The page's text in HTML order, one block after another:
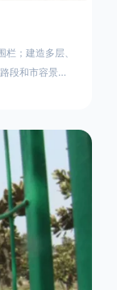
；建造多层、
段和市容景观
地，可按工程
设施。施工单
土。在